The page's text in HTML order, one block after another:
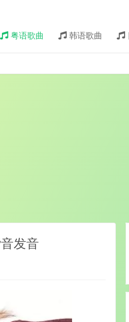
粤语歌曲 韩语歌曲
发音